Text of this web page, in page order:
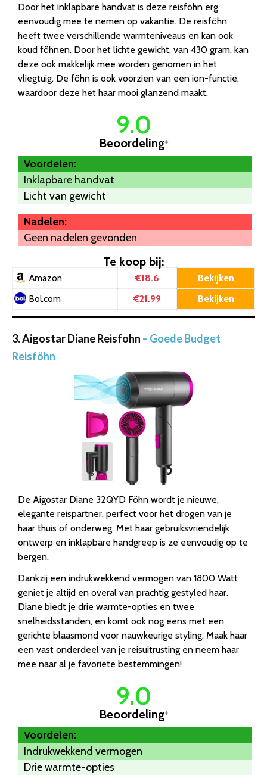
Door het inklapbare handvat is deze reisföhn erg
eenvoudig mee te nemen op vakantie. De reisföhn
heeft twee verschillende warmteniveaus en kan ook
koud föhnen. Door het lichte gewicht, van 430 gram, kan
deze ook makkelijk mee worden genomen in het
vliegtuig. De föhn is ook voorzien van een ion-functie,
waardoor deze het haar mooi glanzend maakt.
9.0
Beoordeling*
Voordelen:
Inklapbare handvat
Licht van gewicht
Nadelen:
Geen nadelen gevonden
Te koop bij:
Amazon €18.6 Bekijken
Bol.com €21.99 Bekijken
3. Aigostar Diane Reisfohn – Goede Budget
Reisföhn
De Aigostar Diane 32QYD Föhn wordt je nieuwe,
elegante reispartner, perfect voor het drogen van je
haar thuis of onderweg. Met haar gebruiksvriendelijk
ontwerp en inklapbare handgreep is ze eenvoudig op te
bergen.
Dankzij een indrukwekkend vermogen van 1800 Watt
geniet je altijd en overal van prachtig gestyled haar.
Diane biedt je drie warmte-opties en twee
snelheidsstanden, en komt ook nog eens met een
gerichte blaasmond voor nauwkeurige styling. Maak haar
een vast onderdeel van je reisuitrusting en neem haar
mee naar al je favoriete bestemmingen!
9.0
Beoordeling*
Voordelen:
Indrukwekkend vermogen
Drie warmte-opties